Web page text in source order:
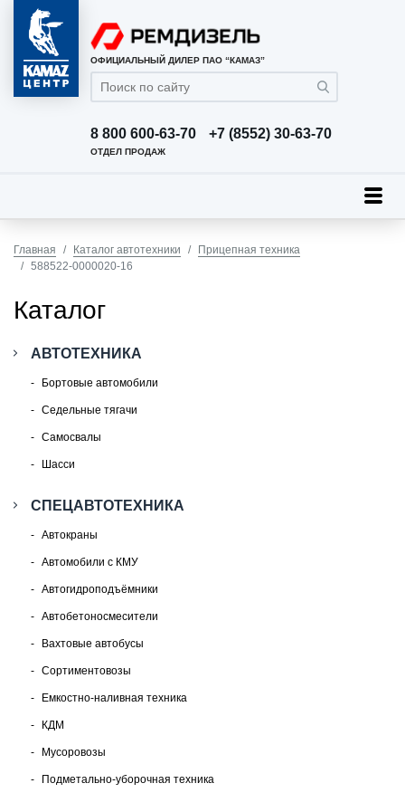
ОФИЦИАЛЬНЫЙ ДИЛЕР ПАО “КАМАЗ”
8 800 600-63-70 +7 (8552) 30-63-70
ОТДЕЛ ПРОДАЖ
Главная Каталог автотехники
Прицепная техника
588522-0000020-16
Каталог
АВТОТЕХНИКА
Бортовые автомобили
Седельные тягачи
Самосвалы
Шасси
СПЕЦАВТОТЕХНИКА
Автокраны
Автомобили с КМУ
Автогидроподъёмники
Автобетоносмесители
Вахтовые автобусы
Сортиментовозы
Емкостно-наливная техника
КДМ
Мусоровозы
Подметально-уборочная техника